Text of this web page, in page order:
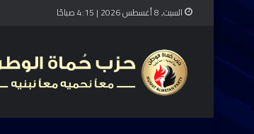
السبت, 8 أغسطس 2026 | 4:15 صباحًا